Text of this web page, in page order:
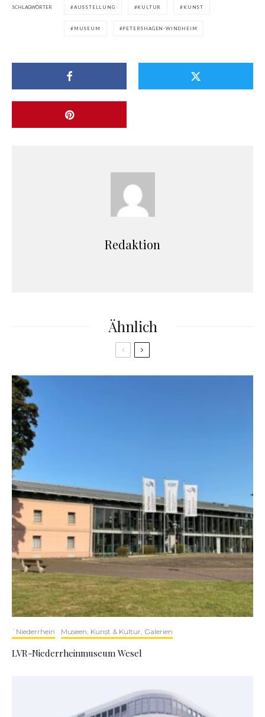
SCHLAGWÖRTER AUSSTELLUNG KULTUR KUNST
MUSEUM PETERSHAGEN-WINDHEIM
Redaktion
Ähnlich
`Niederrhein Museen, Kunst & Kultur, Galerien
LVR-Niederrheinmuseum Wesel